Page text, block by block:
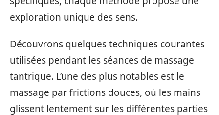
exploration unique des sens.
Découvrons quelques techniques courantes
utilisées pendant les séances de massage
tantrique. L’une des plus notables est le
massage par frictions douces, où les mains
glissent lentement sur les différentes parties